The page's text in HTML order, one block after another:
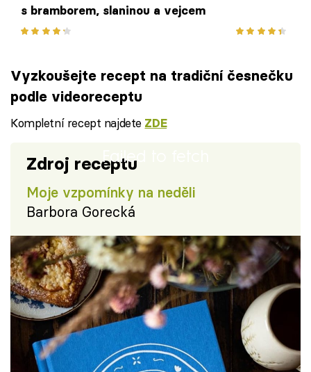
s bramborem, slaninou a vejcem
Vyzkoušejte recept na tradiční česnečku
podle videoreceptu
Kompletní recept najdete ZDE
Failed to fetch
Zdroj receptu
Moje vzpomínky na neděli
Barbora Gorecká